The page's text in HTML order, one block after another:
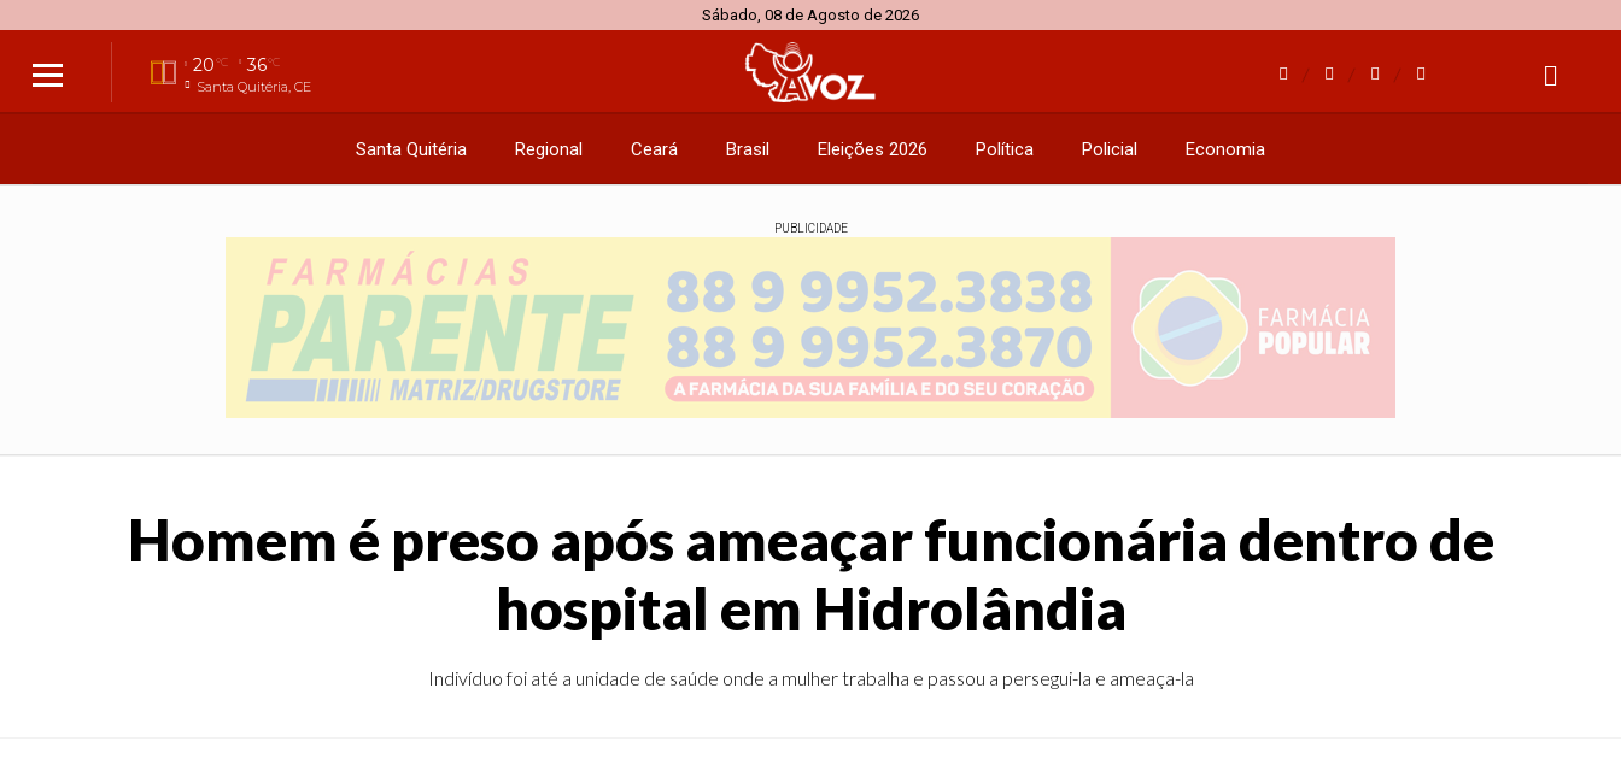
Sábado, 08 de Agosto de 2026
20°C 36°C
Santa Quitéria, CE
Santa Quitéria Regional Ceará Brasil Eleições 2026 Política Policial Economia
PUBLICIDADE
Homem é preso após ameaçar funcionária dentro de
hospital em Hidrolândia
Indivíduo foi até a unidade de saúde onde a mulher trabalha e passou a persegui-la e ameaça-la